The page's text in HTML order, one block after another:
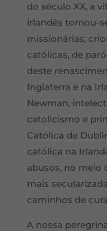
do século XX, a
irlandês tornou-
missionárias;
católicas, de
deste
Inglaterra e na
Newman,
catolicismo e
Católica de
católica na
abusos, no meio
mais
caminhos de
A nossa